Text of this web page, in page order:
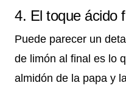
4. El toque ácido
Puede parecer un
de limón al final es lo
almidón de la papa y